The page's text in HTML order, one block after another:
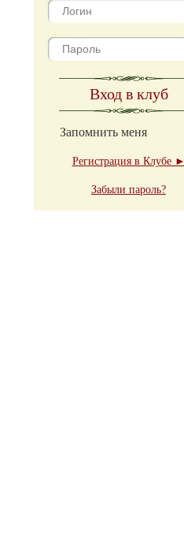
Вход в клуб
Запомнить меня
Регистрация в Клубе ►
Забыли пароль?